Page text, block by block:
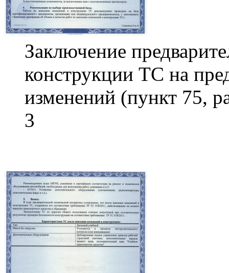
Заключение
конструкции ТС на
изменений (пункт 75,
3